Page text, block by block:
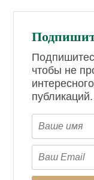
чтобы не
публикаций.